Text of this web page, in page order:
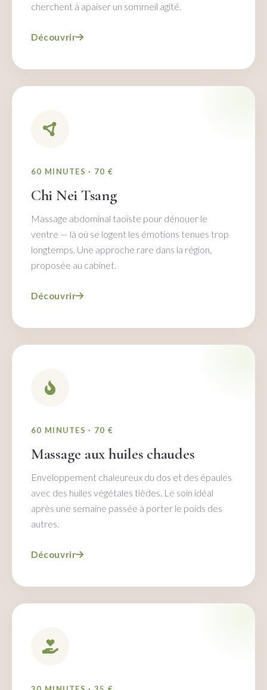
cherchent à apaiser un sommeil agité.
Découvrir
60 MINUTES · 70 €
Chi Nei Tsang
Massage abdominal taoïste pour dénouer le
ventre — là où se logent les émotions tenues trop
longtemps. Une approche rare dans la région,
proposée au cabinet.
Découvrir
60 MINUTES · 70 €
Massage aux huiles chaudes
Enveloppement chaleureux du dos et des épaules
avec des huiles végétales tièdes. Le soin idéal
après une semaine passée à porter le poids des
autres.
Découvrir